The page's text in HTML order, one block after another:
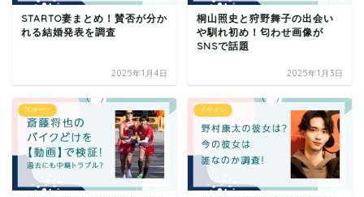
STARTO妻まとめ！賛否が分か
れる結婚発表を調査
2025年1月4日
桐山照史と狩野舞子の出会い
や馴れ初め！匂わせ画像が
SNSで話題
2025年1月3日
スポーツ イケメン